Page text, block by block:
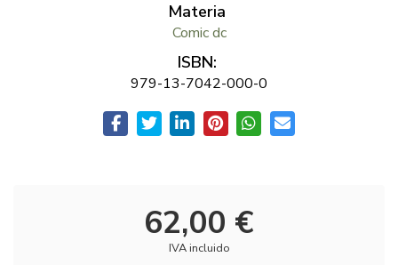
Materia
Comic dc
ISBN:
979-13-7042-000-0
62,00 €
IVA incluido